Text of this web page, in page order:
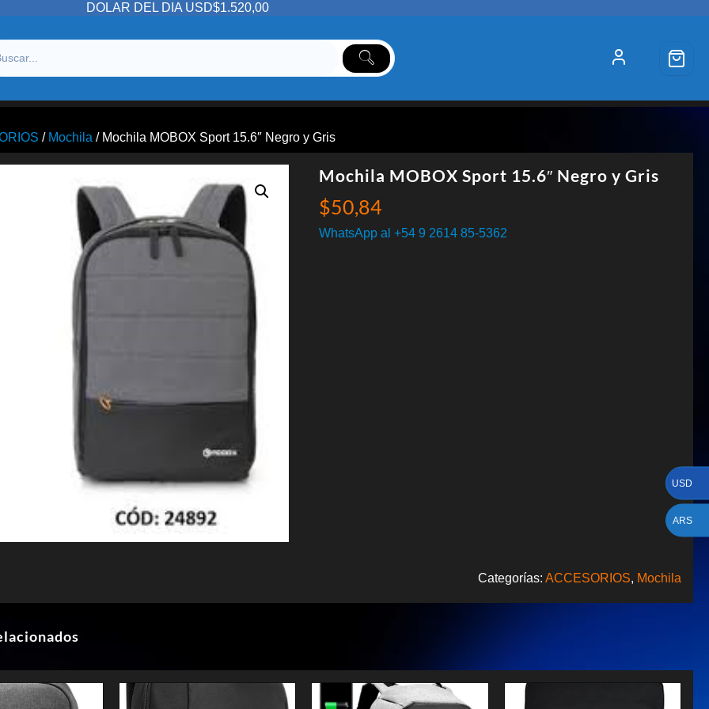
DOLAR DEL DIA USD$1.520,00
/ Mochila / Mochila MOBOX Sport 15.6″ Negro y Gris
Mochila MOBOX Sport 15.6″ Negro y Gris
$50,84
WhatsApp al +54 9 2614 85-5362
Categorías: ACCESORIOS, Mochila
USD
ARS